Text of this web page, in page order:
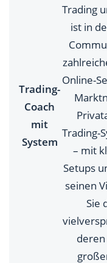
Trading-
Coach
mit
System
Trading
ist in
Online-
Trading-
– mit
Setups
seinen
Sie